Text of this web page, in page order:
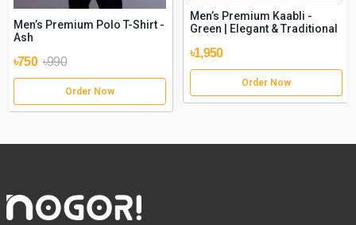
Men’s Premium Polo T-Shirt -
Ash
৳750 ৳990
Order Now
Men’s Premium Kaabli -
Green | Elegant & Traditional
৳1,950
Order Now